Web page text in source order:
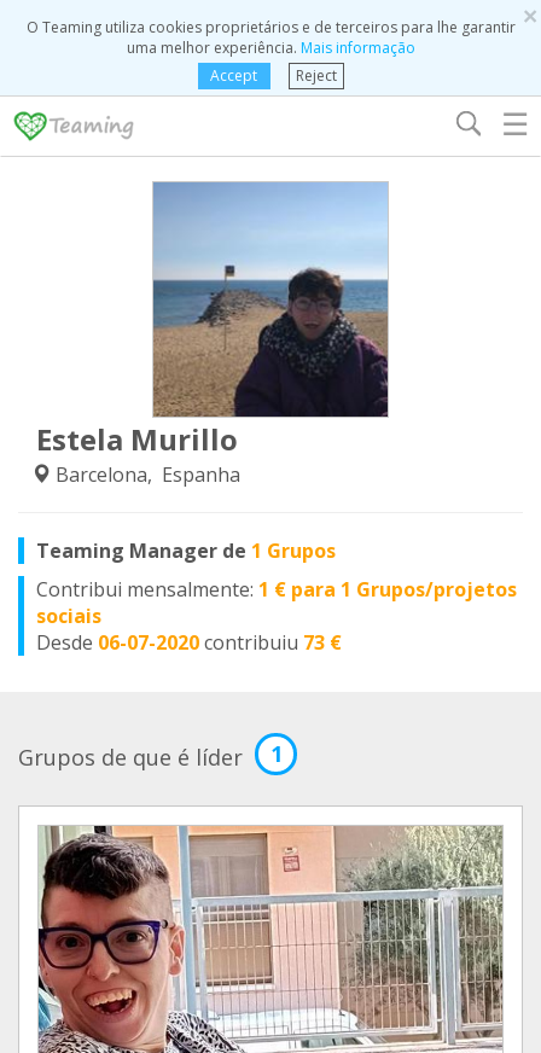
×
O Teaming utiliza cookies proprietários e de terceiros para lhe garantir
uma melhor experiência. Mais informação
Accept
Reject
☰
Estela Murillo
Barcelona, Espanha
Teaming Manager de 1 Grupos
Contribui mensalmente: 1 € para 1 Grupos/projetos
sociais
Desde 06-07-2020contribuiu 73 €
Grupos de que é líder 1